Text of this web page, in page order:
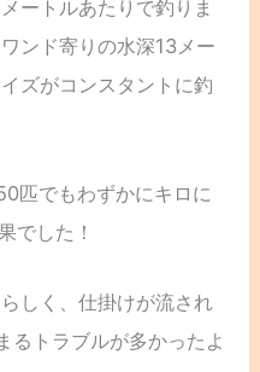
ートルあたりで釣りま
ンド寄りの水深13メー
ズがコンスタントに釣
匹でもわずかにキロに
でした！
しく、仕掛けが流され
るトラブルが多かったよ